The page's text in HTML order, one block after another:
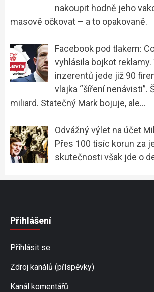
nakoupit hodně jeho
masově očkovat – a to opakovaně.
Facebook pod tlakem:
vyhlásila bojkot reklamy.
inzerentů jede již 90
vlajka “šíření nenávisti”.
miliard. Statečný Mark bojuje, ale…
Odvážný výlet na účet
Přes 100 tisíc korun za
skutečnosti však jde o
Přihlášení
Přihlásit se
Zdroj kanálů (příspěvky)
Kanál komentářů